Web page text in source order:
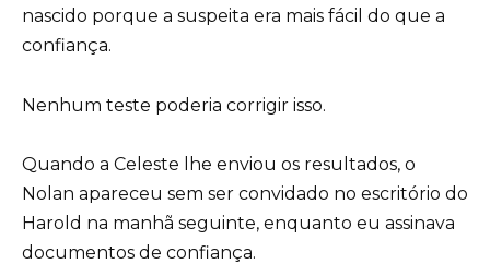
nascido porque a suspeita era mais fácil do que a
confiança.
Nenhum teste poderia corrigir isso.
Quando a Celeste lhe enviou os resultados, o
Nolan apareceu sem ser convidado no escritório do
Harold na manhã seguinte, enquanto eu assinava
documentos de confiança.